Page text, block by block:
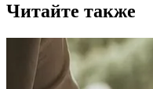
Читайте также